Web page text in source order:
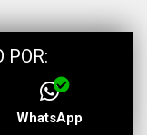
POR:
WhatsApp